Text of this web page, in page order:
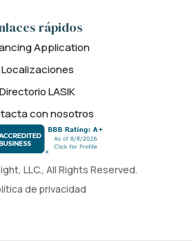
LLC., All Rights Reserved.
de privacidad
rápidos
Application
Localizaciones
Directorio LASIK
con nosotros